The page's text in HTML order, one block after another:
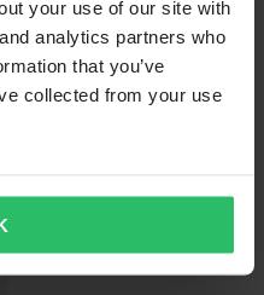
your use of our site with
analytics partners who
that you’ve
collected from your use